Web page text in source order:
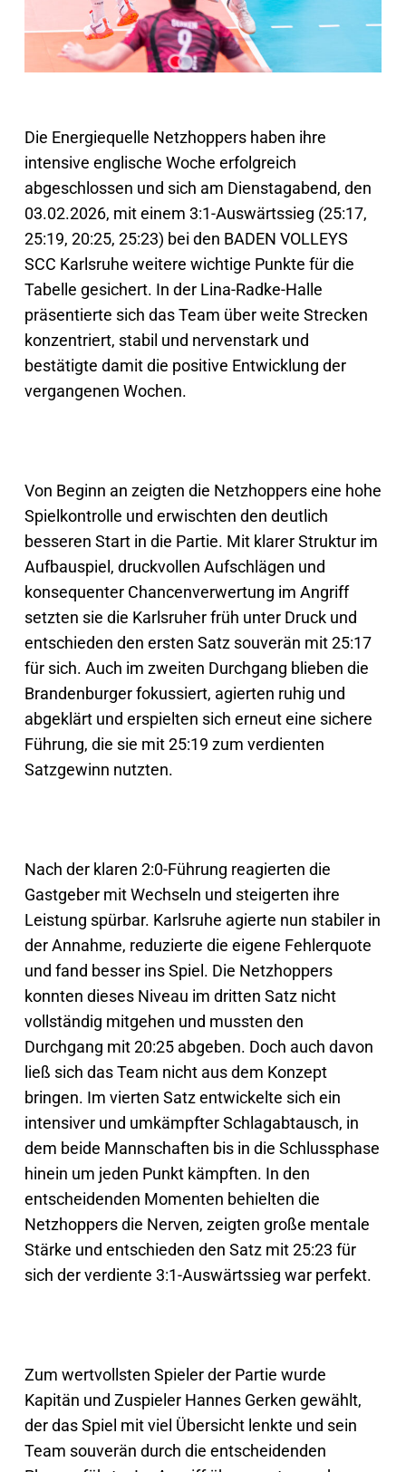
Die Energiequelle Netzhoppers haben ihre
intensive englische Woche erfolgreich
abgeschlossen und sich am Dienstagabend, den
03.02.2026, mit einem 3:1-Auswärtssieg (25:17,
25:19, 20:25, 25:23) bei den BADEN VOLLEYS
SCC Karlsruhe weitere wichtige Punkte für die
Tabelle gesichert. In der Lina-Radke-Halle
präsentierte sich das Team über weite Strecken
konzentriert, stabil und nervenstark und
bestätigte damit die positive Entwicklung der
vergangenen Wochen.
Von Beginn an zeigten die Netzhoppers eine hohe
Spielkontrolle und erwischten den deutlich
besseren Start in die Partie. Mit klarer Struktur im
Aufbauspiel, druckvollen Aufschlägen und
konsequenter Chancenverwertung im Angriff
setzten sie die Karlsruher früh unter Druck und
entschieden den ersten Satz souverän mit 25:17
für sich. Auch im zweiten Durchgang blieben die
Brandenburger fokussiert, agierten ruhig und
abgeklärt und erspielten sich erneut eine sichere
Führung, die sie mit 25:19 zum verdienten
Satzgewinn nutzten.
Nach der klaren 2:0-Führung reagierten die
Gastgeber mit Wechseln und steigerten ihre
Leistung spürbar. Karlsruhe agierte nun stabiler in
der Annahme, reduzierte die eigene Fehlerquote
und fand besser ins Spiel. Die Netzhoppers
konnten dieses Niveau im dritten Satz nicht
vollständig mitgehen und mussten den
Durchgang mit 20:25 abgeben. Doch auch davon
ließ sich das Team nicht aus dem Konzept
bringen. Im vierten Satz entwickelte sich ein
intensiver und umkämpfter Schlagabtausch, in
dem beide Mannschaften bis in die Schlussphase
hinein um jeden Punkt kämpften. In den
entscheidenden Momenten behielten die
Netzhoppers die Nerven, zeigten große mentale
Stärke und entschieden den Satz mit 25:23 für
sich der verdiente 3:1-Auswärtssieg war perfekt.
Zum wertvollsten Spieler der Partie wurde
Kapitän und Zuspieler Hannes Gerken gewählt,
der das Spiel mit viel Übersicht lenkte und sein
Team souverän durch die entscheidenden